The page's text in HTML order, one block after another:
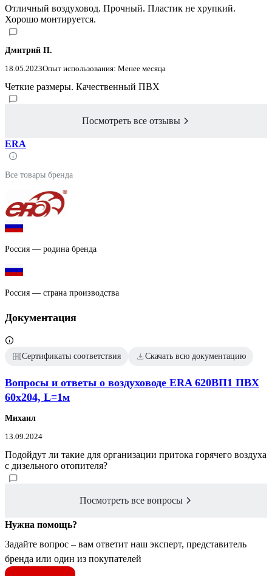
Отличный воздуховод. Прочный. Пластик не хрупкий.
Хорошо монтируется.
Дмитрий П.
18.05.2023Опыт использования: Менее месяца
Четкие размеры. Качественный ПВХ
Посмотреть все отзывы
ERA
Все товары бренда
Россия — родина бренда
Россия — страна производства
Документация
Сертификаты соответствия Скачать всю документацию
Вопросы и ответы о воздуховоде ERA 620ВП1 ПВХ
60х204, L=1м
Михаил
13.09.2024
Подойдут ли такие для организации притока горячего воздуха
с дизельного отопителя?
Посмотреть все вопросы
Нужна помощь?
Задайте вопрос – вам ответит наш эксперт, представитель
бренда или один из покупателей